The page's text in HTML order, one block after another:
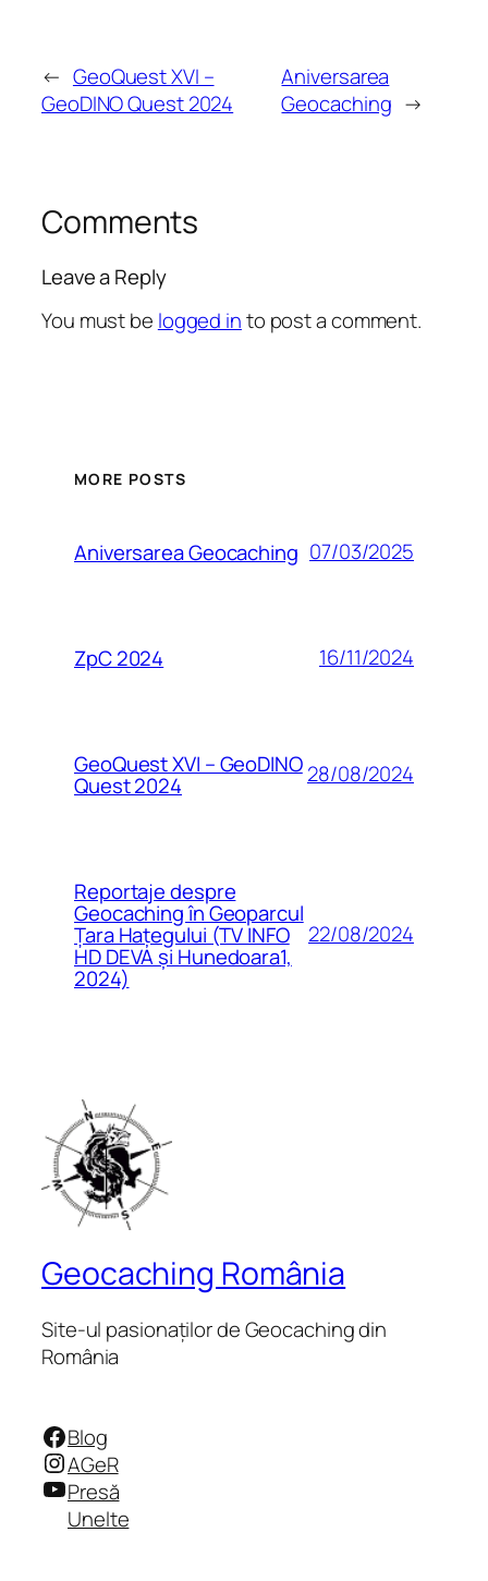
← GeoQuest XVI –
GeoDINO Quest 2024
Aniversarea
Geocaching →
Comments
Leave a Reply
You must be logged into post a comment.
MORE POSTS
Aniversarea Geocaching 07/03/2025
ZpC 2024 16/11/2024
GeoQuest XVI – GeoDINO
Quest 2024 28/08/2024
Reportaje despre
Geocaching în Geoparcul
Țara Hațegului (TV INFO
HD DEVA și Hunedoara1,
2024)
22/08/2024
Geocaching România
Site-ul pasionaților de Geocaching din
România
Facebook
Instagram
YouTube
Blog
AGeR
Presă
Unelte